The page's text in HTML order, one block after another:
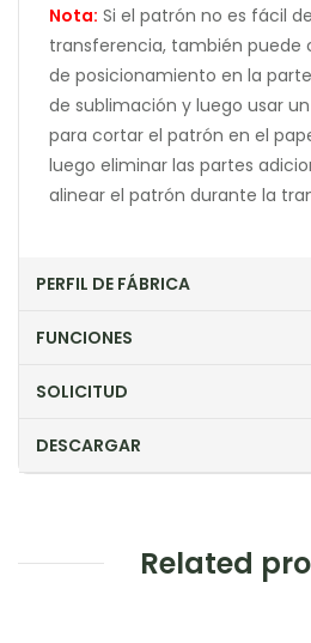
Nota: Si el patrón no es fácil
transferencia, también puede
de posicionamiento en la
de sublimación y luego usar
para cortar el patrón en el
luego eliminar las partes
alinear el patrón durante la
PERFIL DE FÁBRICA
FUNCIONES
SOLICITUD
DESCARGAR
Related